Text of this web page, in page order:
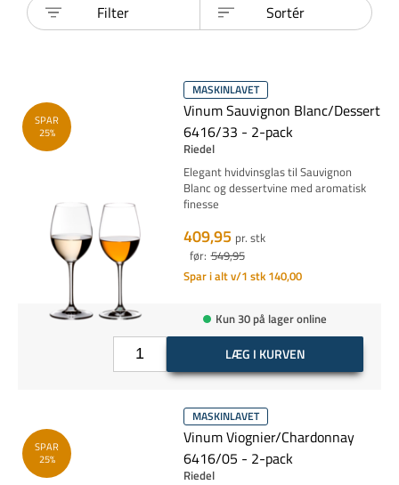
Filter Sortér
SPAR
25%
MASKINLAVET
Vinum Sauvignon Blanc/Dessert
6416/33 - 2-pack
Riedel
Elegant hvidvinsglas til Sauvignon
Blanc og dessertvine med aromatisk
finesse
409,95 pr. stk
før: 549,95
Spar i alt v/1 stk 140,00
Kun 30 på lager online
LÆG I KURVEN
SPAR
25%
MASKINLAVET
Vinum Viognier/Chardonnay
6416/05 - 2-pack
Riedel